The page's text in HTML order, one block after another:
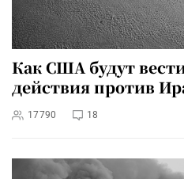
Как США будут
действия против
17790 18